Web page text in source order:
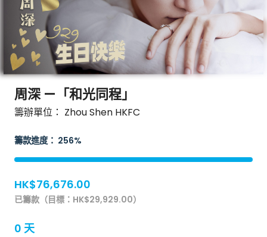
周深 —「和光同程」
籌辦單位： Zhou Shen HKFC
籌款進度： 256%
HK$76,676.00
已籌款（目標：HK$29,929.00）
0 天